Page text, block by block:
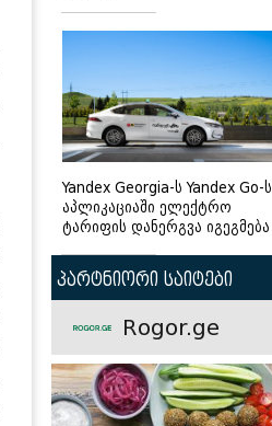
Yandex Georgia-ს Yandex Go-ს
აპლიკაციაში ელექტრო
ტარიფის დანერგვა იგეგმება
პარტნიორი საიტები
Rogor.ge